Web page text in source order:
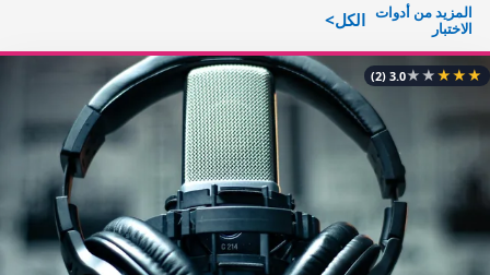
المزيد من أدوات
الاختبار
الكل
★
★
★
★
★
3.0
(2)